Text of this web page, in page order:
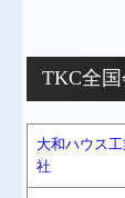
TKC全
大和ハウス
社